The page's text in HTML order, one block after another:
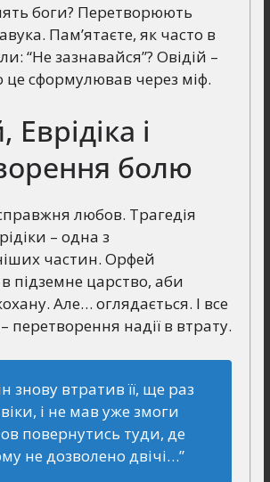
боги? Перетворюють
Пам’ятаєте, як часто в
“Не зазнавайся”? Овідій –
сформулював через міф.
і
болю
любов. Трагедія
– одна з
частин. Орфей
в підземне царство, аби
Але… оглядається. І все
перетворення надії в втрату.
знову втратив її, ще раз
і не мав уже змоги
повернутись туди, де
не дозволено двічі…”